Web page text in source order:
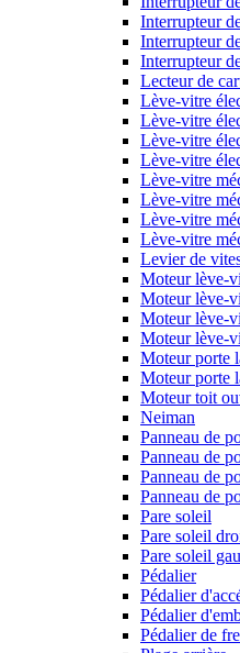
Interrupteur
Interrupteur
Interrupteur
Lecteur de
Lève-vitre
Lève-vitre
Lève-vitre
Lève-vitre
Lève-vitre
Lève-vitre
Lève-vitre
Lève-vitre
Levier de
Moteur lève-
Moteur lève-
Moteur lève-
Moteur lève-
Moteur porte
Moteur porte
Moteur toit
Neiman
Panneau de
Panneau de
Panneau de
Panneau de
Pare soleil
Pare soleil
Pare soleil
Pédalier
Pédalier
Pédalier
Pédalier de